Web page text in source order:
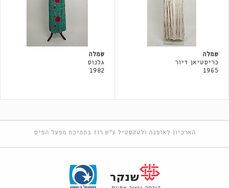
שמלה
כריסטיאן דיור
1965
שמלה
גלנוס
1982
הארכיון לאופנה ולטקסטיל ע"ש רוז בתמיכת מפעל הפיס